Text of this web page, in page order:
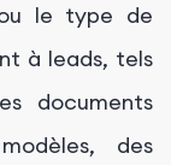
le type de
à leads, tels
documents
des